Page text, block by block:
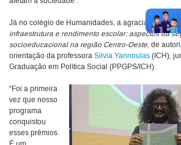
Já no colégio de Humanidades, a agraciada foi a
infraestrutura e rendimento escolar: aspectos da
socioeducacional na região Centro-Oeste, de
orientação da professora Silvia Yannoulas (ICH),
Graduação em Política Social (PPGPS/ICH).
“Foi a primeira
vez que nosso
programa
conquistou
esses prêmios.